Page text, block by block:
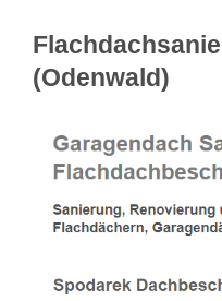
(Odenwald)